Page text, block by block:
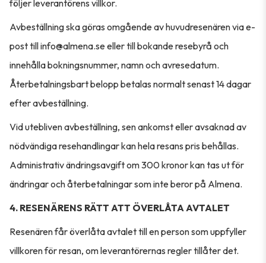
följer leverantörens villkor.
Avbeställning ska göras omgående av huvudresenären via e-
post till info@almena.se eller till bokande resebyrå och
innehålla bokningsnummer, namn och avresedatum.
Återbetalningsbart belopp betalas normalt senast 14 dagar
efter avbeställning.
Vid utebliven avbeställning, sen ankomst eller avsaknad av
nödvändiga resehandlingar kan hela resans pris behållas.
Administrativ ändringsavgift om 300 kronor kan tas ut för
ändringar och återbetalningar som inte beror på Almena.
4. RESENÄRENS RÄTT ATT ÖVERLÅTA AVTALET
Resenären får överlåta avtalet till en person som uppfyller
villkoren för resan, om leverantörernas regler tillåter det.